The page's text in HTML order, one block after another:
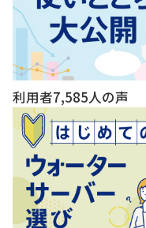
業界No.1の浄水性能